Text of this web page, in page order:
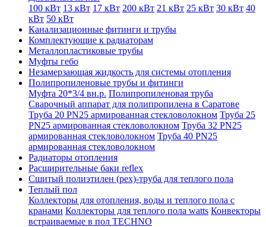
100 кВт 13 кВт 17 кВт 200 кВт 21 кВт 25 кВт 30 кВт 40
кВт 50 кВт
Канализационные фитинги и трубы
Комплектующие к радиаторам
Металлопластиковые трубы
Муфты гебо
Незамерзающая жидкость для системы отопления
Полипропиленовые трубы и фитинги
Муфта 20*3/4 вн.р. Полипропиленовая труба
Сварочный аппарат для полипропилена в Саратове
Труба 20 PN25 армированная стекловолокном Труба 25
PN25 армированная стекловолокном Труба 32 PN25
армированная стекловолокном Труба 40 PN25
армированная стекловолокном
Радиаторы отопления
Расширительные баки reflex
Сшитый полиэтилен (pex)-труба для теплого пола
Теплый пол
Коллекторы для отопления, воды и теплого пола с
кранами Коллекторы для теплого пола watts Конвекторы
встраиваемые в пол TECHNO